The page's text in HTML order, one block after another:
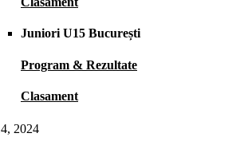
Juniori U15 București
Program & Rezultate
Clasament
2024